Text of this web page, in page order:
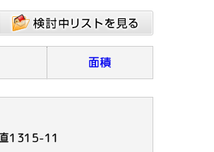
面積
1315-11